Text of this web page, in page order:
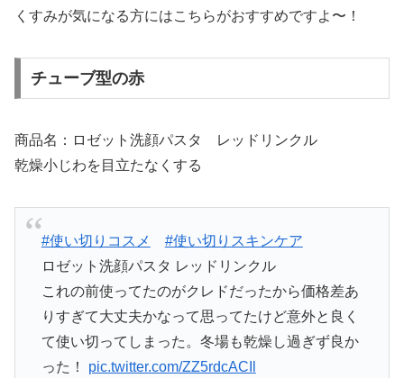
くすみが気になる方にはこちらがおすすめですよ〜！
チューブ型の赤
商品名：ロゼット洗顔パスタ レッドリンクル
乾燥小じわを目立たなくする
#使い切りコスメ
#使い切りスキンケア
ロゼット洗顔パスタ レッドリンクル
これの前使ってたのがクレドだったから価格差あ
りすぎて大丈夫かなって思ってたけど意外と良く
て使い切ってしまった。冬場も乾燥し過ぎず良か
った！ pic.twitter.com/ZZ5rdcACIl